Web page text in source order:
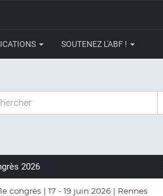
SOUTENEZ L'ABF !
2026
congrès | 17 - 19 juin 2026 | Rennes